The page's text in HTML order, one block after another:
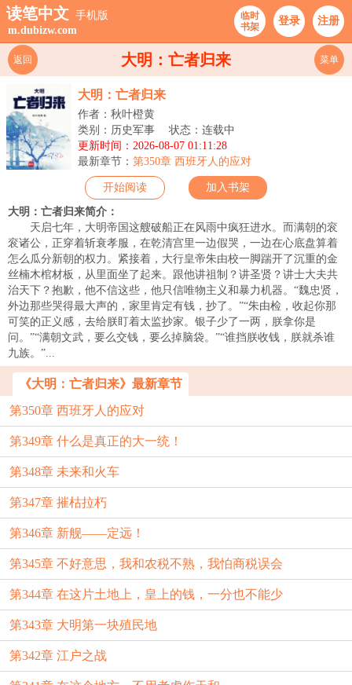
读笔中文 手机版
m.dubizw.com
临时
书架
登录 注册
大明：亡者归来
返回 菜单
大明：亡者归来
作者：秋叶橙黄
类别：历史军事
状态：连载中
更新时间：2026-08-07 01:11:28
最新章节： 第350章 西班牙人的应对
开始阅读 加入书架
大明：亡者归来简介：
天启七年，大明帝国这艘破船正在风雨中疯狂进水。而满朝的衮
衮诸公，正穿着斩衰孝服，在乾清宫里一边假哭，一边在心底盘算着
怎么瓜分新朝的权力。紧接着，大行皇帝朱由校一脚踹开了沉重的金
丝楠木棺材板，从里面坐了起来。跟他讲祖制？讲圣贤？讲士大夫共
治天下？抱歉，他不信这些，他只信唯物主义和暴力机器。“魏忠贤，
外边那些哭得最大声的，家里肯定有钱，抄了。”“朱由检，收起你那
可笑的正义感，去给朕盯着太监抄家。银子少了一两，朕拿你是
问。”“满朝文武，要么交钱，要么掉脑袋。”“谁挡朕收钱，朕就杀谁
九族。”...
《大明：亡者归来》最新章节
第350章 西班牙人的应对
第349章 什么是真正的大一统！
第348章 未来和火车
第347章 摧枯拉朽
第346章 新舰——定远！
第345章 不好意思，我和农税不熟，我怕商税误会
第344章 在这片土地上，皇上的钱，一分也不能少
第343章 大明第一块殖民地
第342章 江户之战